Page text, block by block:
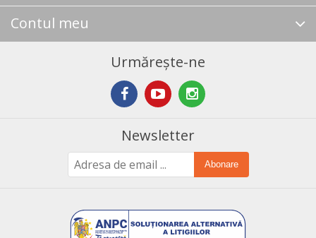
Contul meu
Urmărește-ne
Newsletter
Abonare